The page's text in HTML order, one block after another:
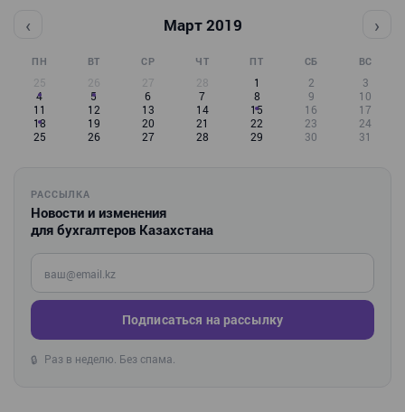
‹ Март 2019 ›
ПН ВТ СР ЧТ ПТ СБ ВС
25 26 27 28 1 2
3
4
5 6 7 8 9
10
11
12 13 14 15 16
17
18
19 20 21 22 23
24
25
26 27 28 29 30 31
РАССЫЛКА
Новости и изменения
для бухгалтеров Казахстана
Введите ваш e-mail
Подписаться на рассылку
🔒 Раз в неделю. Без спама.